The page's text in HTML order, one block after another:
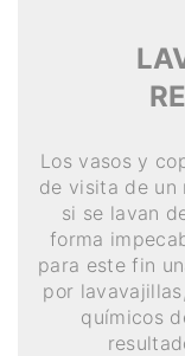
Los vasos y
de visita de un
si se lavan
forma
para este fin
por
químicos